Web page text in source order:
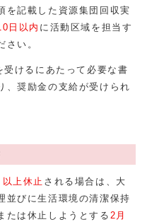
を記載した資源集団回収実
日以内 に活動区域を担当す
さい。
けるにあたって必要な書
、奨励金の支給が受けられ
上休止 される場合は、大
並びに生活環境の清潔保持
たは休止しようとする 2月